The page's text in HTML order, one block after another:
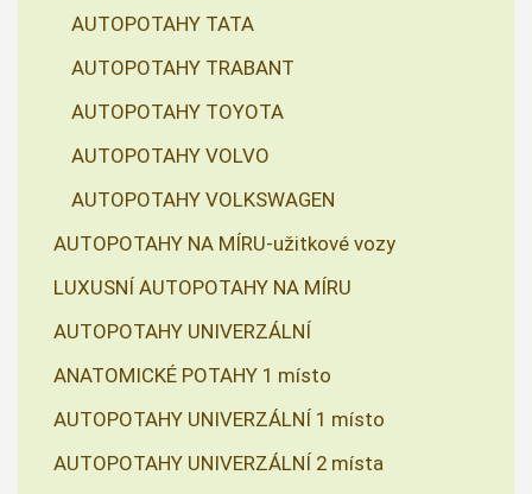
AUTOPOTAHY TATA
AUTOPOTAHY TRABANT
AUTOPOTAHY TOYOTA
AUTOPOTAHY VOLVO
AUTOPOTAHY VOLKSWAGEN
AUTOPOTAHY NA MÍRU-užitkové vozy
LUXUSNÍ AUTOPOTAHY NA MÍRU
AUTOPOTAHY UNIVERZÁLNÍ
ANATOMICKÉ POTAHY 1 místo
AUTOPOTAHY UNIVERZÁLNÍ 1 místo
AUTOPOTAHY UNIVERZÁLNÍ 2 místa